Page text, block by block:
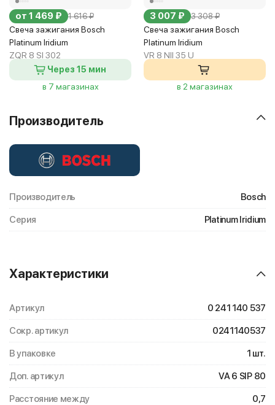
от 1 469 ₽ 1 616 ₽
Свеча зажигания Bosch
Platinum Iridium
ZQR 8 SI 302
Через 15 мин
в 7 магазинах
3 007 ₽ 3 308 ₽
Свеча зажигания Bosch
Platinum Iridium
VR 8 NII 35 U
в 2 магазинах
Производитель
Производитель Bosch
Серия Platinum Iridium
Характеристики
Артикул 0 241 140 537
Сокр. артикул 0241140537
В упаковке 1 шт.
Доп. артикул VA 6 SIP 80
Расстояние между
0,7